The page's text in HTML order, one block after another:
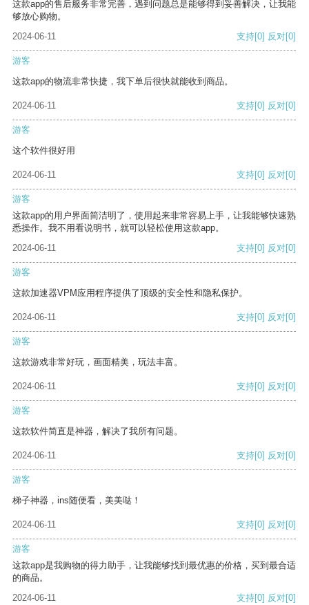
这款app的售后服务非常完善，遇到问题总是能够得到妥善解决，让我能
够放心购物。
2024-06-11
支持[0] 反对[0]
游客
这款app的物流非常快捷，我下单后很快就能收到商品。
2024-06-11 支持[0] 反对[0]
游客
这个软件很好用
2024-06-11 支持[0] 反对[0]
游客
这款app的用户界面简洁明了，使用起来非常容易上手，让我能够快速熟
悉操作。我不用看说明书，就可以轻松使用这款app。
2024-06-11
支持[0] 反对[0]
游客
这款加速器VPM应用程序提供了顶级的安全性和隐私保护。
2024-06-11 支持[0] 反对[0]
游客
这款游戏非常好玩，画面精美，玩法丰富。
2024-06-11 支持[0] 反对[0]
游客
这款软件简直是神器，解决了我所有问题。
2024-06-11 支持[0] 反对[0]
游客
梯子神器，ins随便看，美美哒！
2024-06-11 支持[0] 反对[0]
游客
这款app是我购物的得力助手，让我能够找到最优惠的价格，买到最合适
的商品。
2024-06-11
支持[0] 反对[0]